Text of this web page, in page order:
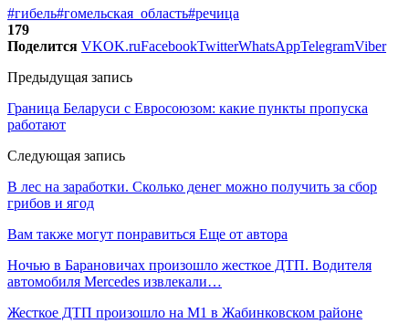
#гибель#гомельская_область#речица
179
Поделится VKOK.ruFacebookTwitterWhatsAppTelegramViber
Предыдущая запись
Граница Беларуси с Евросоюзом: какие пункты пропуска
работают
Следующая запись
В лес на заработки. Сколько денег можно получить за сбор
грибов и ягод
Вам также могут понравиться Еще от автора
Ночью в Барановичах произошло жесткое ДТП. Водителя
автомобиля Mercedes извлекали…
Жесткое ДТП произошло на М1 в Жабинковском районе